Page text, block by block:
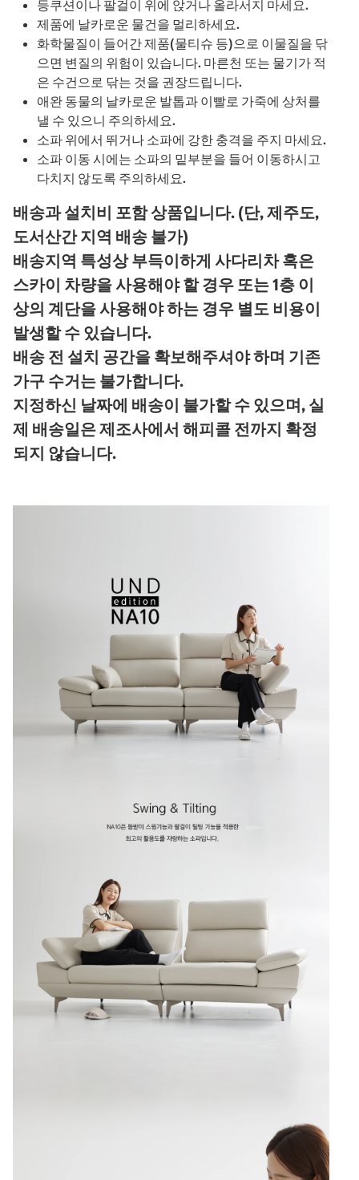
등쿠션이나 팔걸이 위에 앉거나 올라서지 마세요.
제품에 날카로운 물건을 멀리하세요.
화학물질이 들어간 제품(물티슈 등)으로 이물질을 닦
으면 변질의 위험이 있습니다. 마른천 또는 물기가 적
은 수건으로 닦는 것을 권장드립니다.
애완 동물의 날카로운 발톱과 이빨로 가죽에 상처를
낼 수 있으니 주의하세요.
소파 위에서 뛰거나 소파에 강한 충격을 주지 마세요.
소파 이동 시에는 소파의 밑부분을 들어 이동하시고
다치지 않도록 주의하세요.
배송과 설치비 포함 상품입니다. (단, 제주도,
도서산간 지역 배송 불가)
배송지역 특성상 부득이하게 사다리차 혹은
스카이 차량을 사용해야 할 경우 또는 1층 이
상의 계단을 사용해야 하는 경우 별도 비용이
발생할 수 있습니다.
배송 전 설치 공간을 확보해주셔야 하며 기존
가구 수거는 불가합니다.
지정하신 날짜에 배송이 불가할 수 있으며, 실
제 배송일은 제조사에서 해피콜 전까지 확정
되지 않습니다.